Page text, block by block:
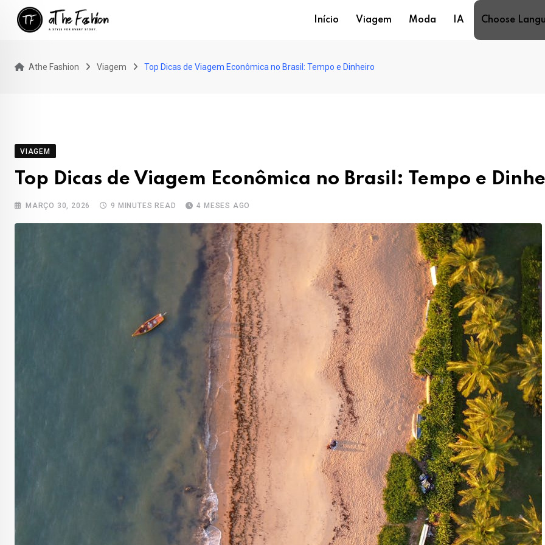
Início Viagem Moda IA Choose
Athe Fashion Viagem Top Dicas de Viagem Econômica no Brasil: Tempo e Dinheiro
VIAGEM
Top Dicas de Viagem Econômica no Brasil: Tempo e
MARÇO 30, 2026 9 MINUTES READ 4 MESES AGO